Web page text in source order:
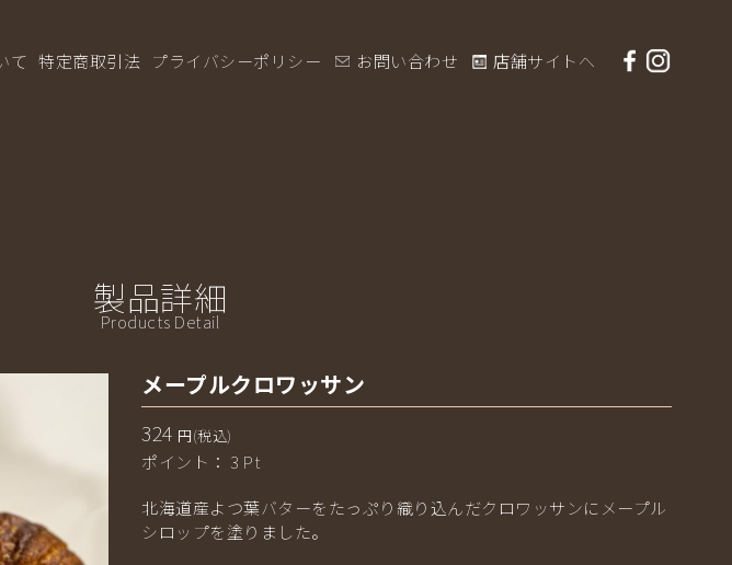
ップルパイ，パン工房ASOの通販
て 特定商取引法 プライバシーポリシー お問い合わせ 店舗サイトへ
製品詳細
Products Detail
メープルクロワッサン
324 円(税込)
ポイント： 3 Pt
北海道産よつ葉バターをたっぷり織り込んだクロワッサンにメープル
シロップを塗りました。
facebook